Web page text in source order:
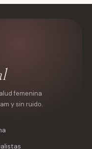
femenina
y sin ruido.